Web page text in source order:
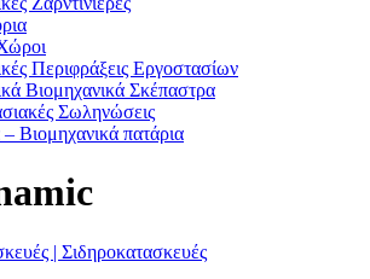
Περιφράξεις Εργοστασίων
Βιομηχανικά Σκέπαστρα
Σωληνώσεις
Βιομηχανικά πατάρια